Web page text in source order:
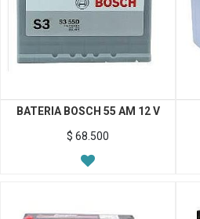
BATERIA BOSCH 55 AM 12 V
$ 68.500